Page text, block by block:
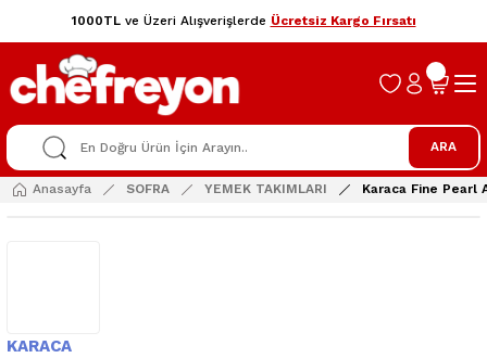
1000TLve Üzeri Alışverişlerde Ücretsiz Kargo Fırsatı
ARA
Anasayfa SOFRA YEMEK TAKIMLARI Karaca Fine Pearl
KARACA